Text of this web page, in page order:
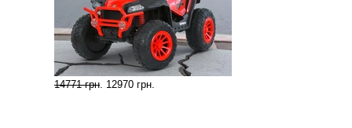
14771 грн. 12970 грн.